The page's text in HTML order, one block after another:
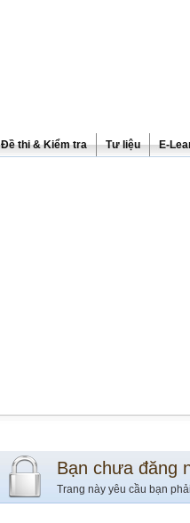
Đề thi & Kiểm tra Tư liệu E-
Bạn chưa đăng
Trang này yêu cầu bạn